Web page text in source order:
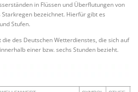
in Flüssen und Überflutungen von
bezeichnet. Hierfür gibt es
Stufen.
des Deutschen Wetterdienstes, die sich auf
einer bzw. sechs Stunden bezieht.